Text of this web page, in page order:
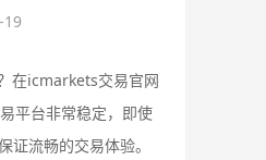
19
在icmarkets交易官网
平台非常稳定，即使
证流畅的交易体验。